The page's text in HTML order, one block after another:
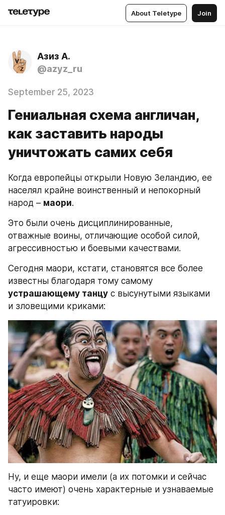
About Teletype Join
Азиз А.
@azyz_ru
September 25, 2023
Гениальная схема англичан,
как заставить народы
уничтожать самих себя
Когда европейцы открыли Новую Зеландию, ее
населял крайне воинственный и непокорный
народ – маори.
Это были очень дисциплинированные,
отважные воины, отличающие особой силой,
агрессивностью и боевыми качествами.
Сегодня маори, кстати, становятся все более
устрашающему танцу с высунутыми языками
и зловещими криками:
Ну, и еще маори имели (а их потомки и сейчас
часто имеют) очень характерные и узнаваемые
татуировки: